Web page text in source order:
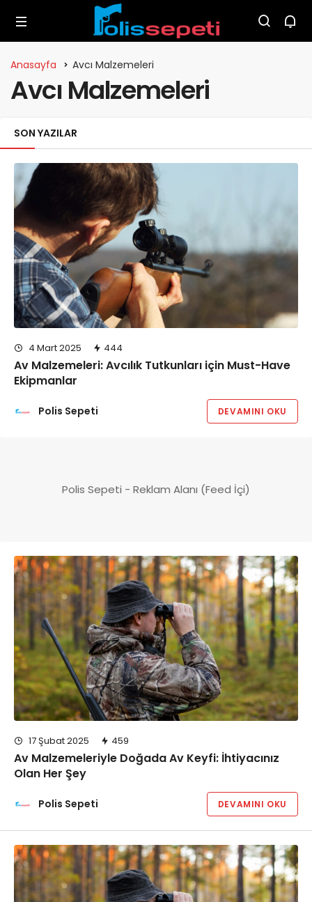
Anasayfa Avcı Malzemeleri
Avcı Malzemeleri
SON YAZILAR
4 Mart 2025 444
Av Malzemeleri: Avcılık Tutkunları için Must-Have
Ekipmanlar
Polis Sepeti DEVAMINI OKU
Polis Sepeti - Reklam Alanı (Feed İçi)
17 Şubat 2025 459
Av Malzemeleriyle Doğada Av Keyfi: İhtiyacınız
Olan Her Şey
Polis Sepeti DEVAMINI OKU